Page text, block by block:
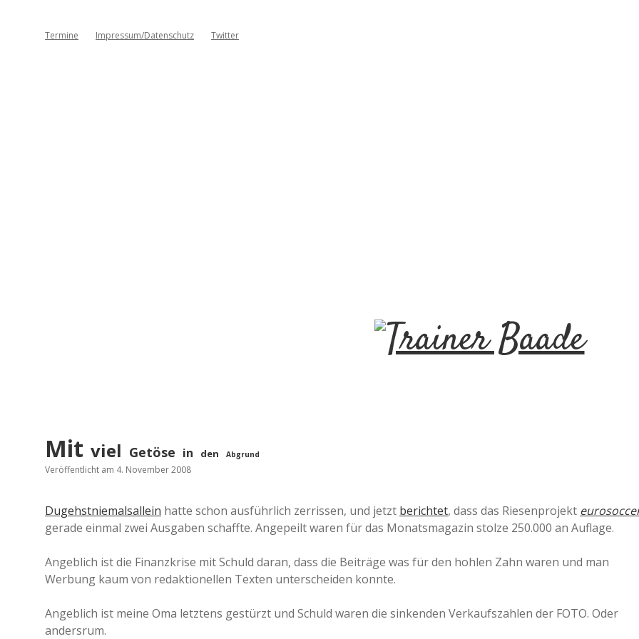
Termine Impressum/Datenschutz Twitter
T
n
e
r
Mit viel Getöse in den Abgrund
Veröffentlicht am 4. November 2008
Dugehstniemalsallein hatte schon ausführlich zerrissen, und jetzt berichtet, dass das Riesenprojekt
gerade einmal zwei Ausgaben schaffte. Angepeilt waren für das Monatsmagazin stolze 250.000 an Auflage.
Angeblich ist die Finanzkrise mit Schuld daran, dass die Beiträge was für den hohlen Zahn waren und man
Werbung kaum von redaktionellen Texten unterscheiden konnte.
Angeblich ist meine Oma letztens gestürzt und Schuld waren die sinkenden Verkaufszahlen der FOTO. Oder
andersrum.